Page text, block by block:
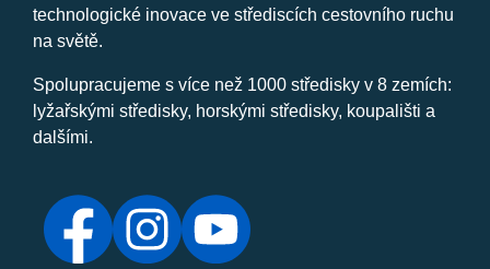
technologické inovace ve střediscích cestovního ruchu
na světě.
Spolupracujeme s více než 1000 středisky v 8 zemích:
lyžařskými středisky, horskými středisky, koupališti a
dalšími.